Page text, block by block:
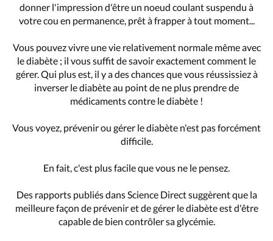
donner l'impression d'être un noeud coulant suspendu à
votre cou en permanence, prêt à frapper à tout moment...
Vous pouvez vivre une vie relativement normale même avec
le diabète ; il vous suffit de savoir exactement comment le
gérer. Qui plus est, il y a des chances que vous réussissiez à
inverser le diabète au point de ne plus prendre de
médicaments contre le diabète !
Vous voyez, prévenir ou gérer le diabète n'est pas forcément
difficile.
En fait, c'est plus facile que vous ne le pensez.
Des rapports publiés dans Science Direct suggèrent que la
meilleure façon de prévenir et de gérer le diabète est d'être
capable de bien contrôler sa glycémie.